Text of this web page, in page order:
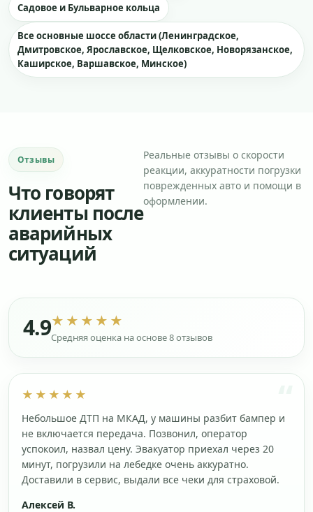
Садовое и Бульварное кольца
Все основные шоссе области (Ленинградское,
Дмитровское, Ярославское, Щелковское, Новорязанское,
Каширское, Варшавское, Минское)
Отзывы
Что говорят
клиенты после
аварийных
ситуаций
Реальные отзывы о скорости
реакции, аккуратности погрузки
поврежденных авто и помощи в
оформлении.
4.9★★★★★
Средняя оценка на основе 8 отзывов
★★★★★
Небольшое ДТП на МКАД, у машины разбит бампер и
не включается передача. Позвонил, оператор
успокоил, назвал цену. Эвакуатор приехал через 20
минут, погрузили на лебедке очень аккуратно.
Доставили в сервис, выдали все чеки для страховой.
Алексей В.